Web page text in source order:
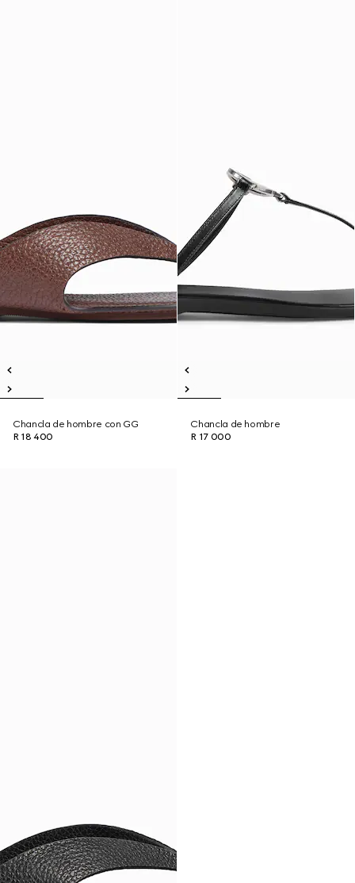
Chancla de hombre con GG
R 18 400
Chancla de hombre
R 17 000